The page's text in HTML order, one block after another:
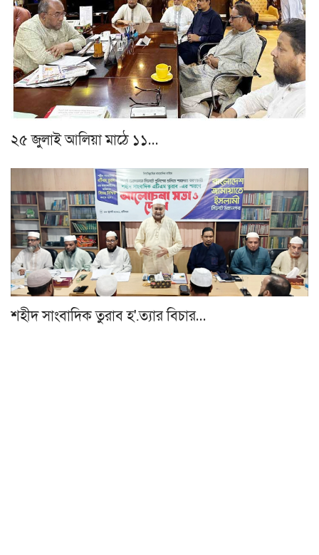
২৫ জুলাই আলিয়া মাঠে ১১…
শহীদ সাংবাদিক তুরাব হ'.ত্যার বিচার…